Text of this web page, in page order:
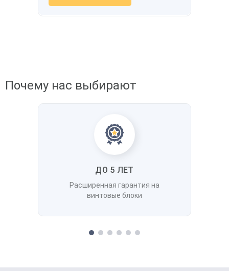
Почему нас выбирают
ДО 5 ЛЕТ
Расширенная гарантия на
винтовые блоки
Давление12 бар